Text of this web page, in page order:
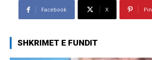
Facebook X
SHKRIMET E FUNDIT